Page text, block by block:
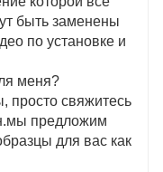
быть заменены
по установке и
меня?
просто свяжитесь
предложим
для вас как